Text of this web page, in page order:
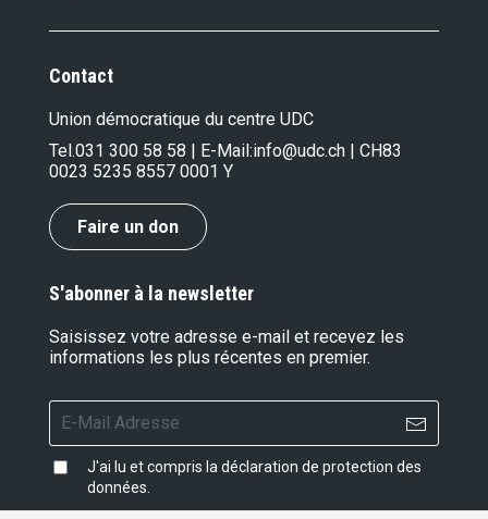
Contact
Union démocratique du centre UDC
Tel.031 300 58 58 | E-Mail:info@udc.ch | CH83
0023 5235 8557 0001 Y
Faire un don
S'abonner à la newsletter
Saisissez votre adresse e-mail et recevez les
informations les plus récentes en premier.
J'ai lu et compris la déclaration de protection des
données